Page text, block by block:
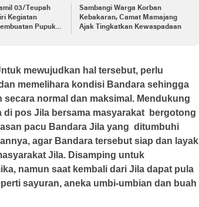
03/Teupah
Kegiatan
Pupuk
Sambangi Warga Korban
Kebakaran, Camat Mamajang
Ajak Tingkatkan Kewaspadaan
mewujudkan hal tersebut, perlu
memelihara kondisi Bandara sehingga
normal dan maksimal. Mendukung
di pos Jila bersama masyarakat bergotong
pacu Bandara Jila yang ditumbuhi
agar Bandara tersebut siap dan layak
Jila. Disamping untuk
namun saat kembali dari Jila dapat pula
sayuran, aneka umbi-umbian dan buah